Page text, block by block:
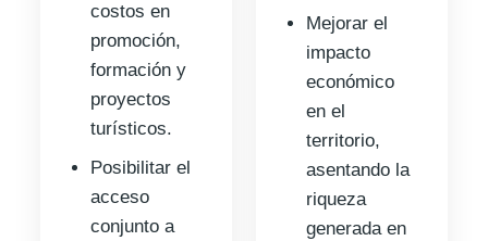
costos en
promoción,
formación y
proyectos
turísticos.
Posibilitar el
acceso
conjunto a
Mejorar el
impacto
económico
en el
territorio,
asentando la
riqueza
generada en